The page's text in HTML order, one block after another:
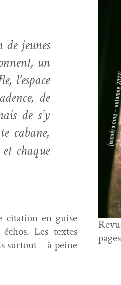
jeunes
un
l’espace
de
de s’y
cabane,
chaque
cita­tion en guise
Les textes
surtout – à peine